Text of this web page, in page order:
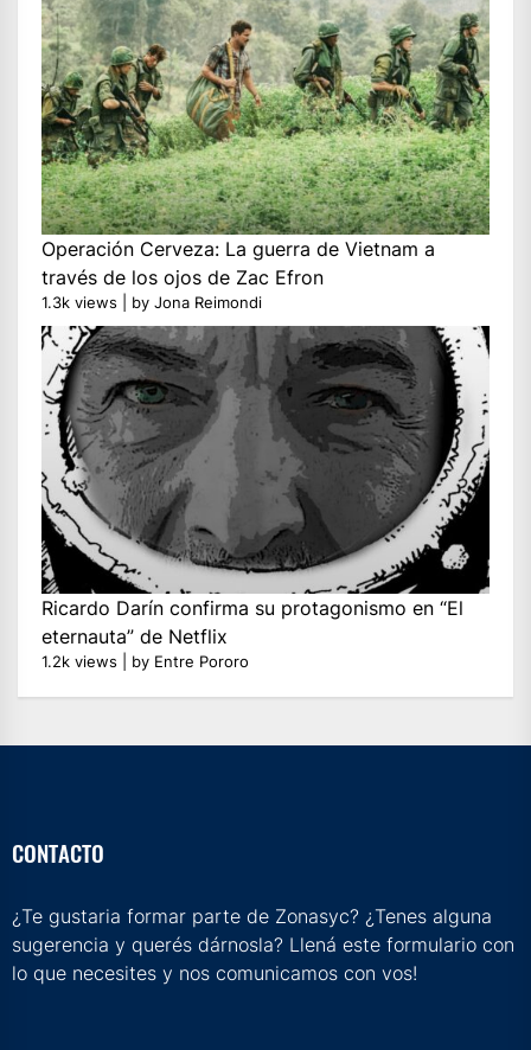
Operación Cerveza: La guerra de Vietnam a
través de los ojos de Zac Efron
1.3k views by Jona Reimondi
Ricardo Darín confirma su protagonismo en “El
eternauta” de Netflix
1.2k views by Entre Pororo
CONTACTO
¿Te gustaria formar parte de Zonasyc? ¿Tenes alguna
sugerencia y querés dárnosla? Llená este formulario con
lo que necesites y nos comunicamos con vos!